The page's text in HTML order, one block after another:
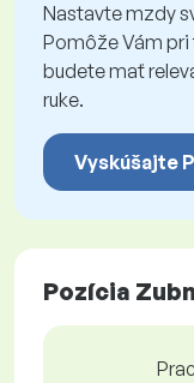
Nastavte mzdy
Pomôže Vám
budete mať
ruke.
Vyskúšajte
Pozícia